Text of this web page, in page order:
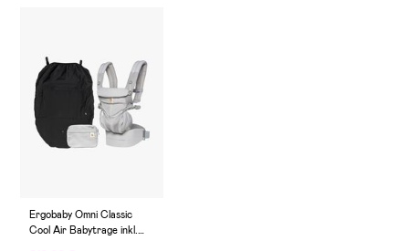
Ergobaby Omni Classic
Cool Air Babytrage inkl.